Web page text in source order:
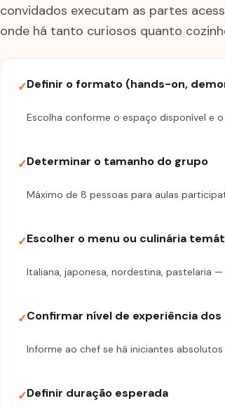
convidados executam as partes
onde há tanto curiosos quanto
✓Definir o formato (hands-on,
Escolha conforme o espaço disponível e
✓Determinar o tamanho do grupo
Máximo de 8 pessoas para aulas
✓Escolher o menu ou culinária
Italiana, japonesa, nordestina, pastelaria
✓Confirmar nível de experiência
Informe ao chef se há iniciantes
✓Definir duração esperada